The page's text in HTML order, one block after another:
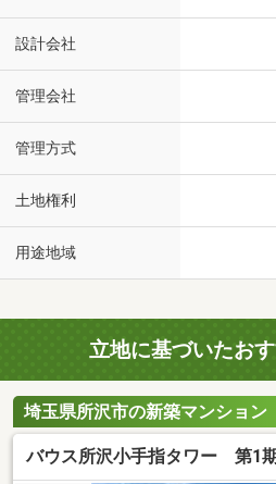
設計会社
管理会社
管理方式
土地権利
用途地域
立地に基づいたお
埼玉県所沢市の新築マンション
バウス所沢小手指タワー 第1